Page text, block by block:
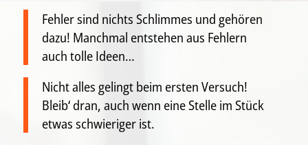
Fehler sind nichts Schlimmes und gehören
dazu! Manchmal entstehen aus Fehlern
auch tolle Ideen…
Nicht alles gelingt beim ersten Versuch!
Bleib‘ dran, auch wenn eine Stelle im Stück
etwas schwieriger ist.